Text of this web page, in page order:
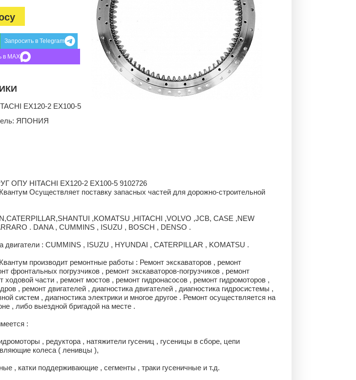
Запросить в Telegram
в MAX
EX120-2 EX100-5
ЯПОНИЯ
HITACHI EX120-2 EX100-5 9102726
Осуществляет поставку запасных частей для дорожно-строительной
,KOMATSU ,HITACHI ,VOLVO ,JCB, CASE ,NEW
. DANA , CUMMINS , ISUZU , BOSCH , DENSO .
двигатели : CUMMINS , ISUZU , HYUNDAI , CATERPILLAR , KOMATSU .
производит ремонтные работы : Ремонт экскаваторов , ремонт
фронтальных погрузчиков , ремонт экскаваторов-погрузчиков , ремонт
ходовой части , ремонт мостов , ремонт гидронасосов , ремонт гидромоторов ,
, ремонт двигателей , диагностика двигателей , диагностика гидросистемы ,
систем , диагностика электрики и многое другое . Ремонт осуществляется на
, либо выездной бригадой на месте .
:
, редуктора , натяжители гусениц , гусеницы в сборе, цепи
колеса ( ленивцы ),
, катки поддерживающие , сегменты , траки гусеничные и т.д.